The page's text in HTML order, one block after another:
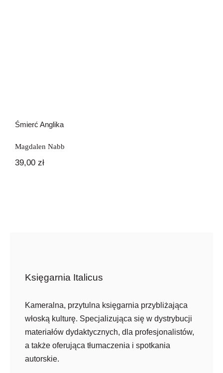
Śmierć Anglika
Magdalen Nabb
39,00 zł
Księgarnia Italicus
Kameralna, przytulna księgarnia przybliżająca
włoską kulturę. Specjalizująca się w dystrybucji
materiałów dydaktycznych, dla profesjonalistów,
a także oferująca tłumaczenia i spotkania
autorskie.